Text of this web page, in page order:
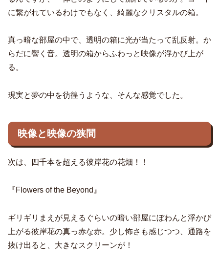
に繋がれているわけでもなく、綺麗なクリスタルの箱。
真っ暗な部屋の中で、透明の箱に光が当たって乱反射。か
らだに響く音。透明の箱からふわっと映像が浮かび上が
る。
現実と夢の中を彷徨うような、そんな感覚でした。
映像と映像の狭間
次は、四千本を超える彼岸花の花畑！！
『Flowers of the Beyond』
ギリギリまえが見えるぐらいの暗い部屋にぼわんと浮かび
上がる彼岸花の真っ赤な赤。少し怖さも感じつつ、通路を
抜け出ると、大きなスクリーンが！